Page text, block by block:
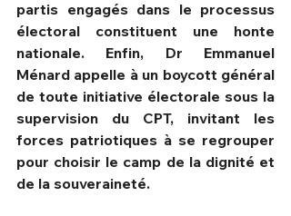
partis engagés dans le processus
électoral constituent une honte
nationale. Enfin, Dr Emmanuel
Ménard appelle à un boycott général
de toute initiative électorale sous la
supervision du CPT, invitant les
forces patriotiques à se regrouper
pour choisir le camp de la dignité et
de la souveraineté.